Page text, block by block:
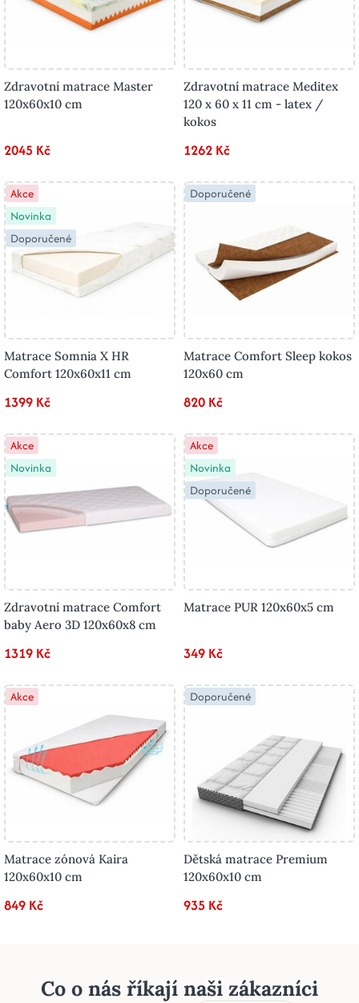
Zdravotní matrace Master
120x60x10 cm
2045 Kč
Zdravotní matrace Meditex
120 x 60 x 11 cm - latex /
kokos
1262 Kč
Akce
Novinka
Doporučené
Matrace Somnia X HR
Comfort 120x60x11 cm
1399 Kč
Doporučené
Matrace Comfort Sleep kokos
120x60 cm
820 Kč
Akce
Novinka
Zdravotní matrace Comfort
baby Aero 3D 120x60x8 cm
1319 Kč
Akce
Novinka
Doporučené
Matrace PUR 120x60x5 cm
349 Kč
Akce
Matrace zónová Kaira
120x60x10 cm
849 Kč
Doporučené
Dětská matrace Premium
120x60x10 cm
935 Kč
Co o nás říkají naši zákazníci